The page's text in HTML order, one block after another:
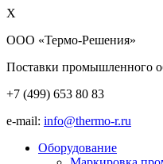
X
ООО «Термо-Решения»
Поставки промышленного
+7 (499) 653 80 83
e-mail: info@thermo-r.ru
Оборудование